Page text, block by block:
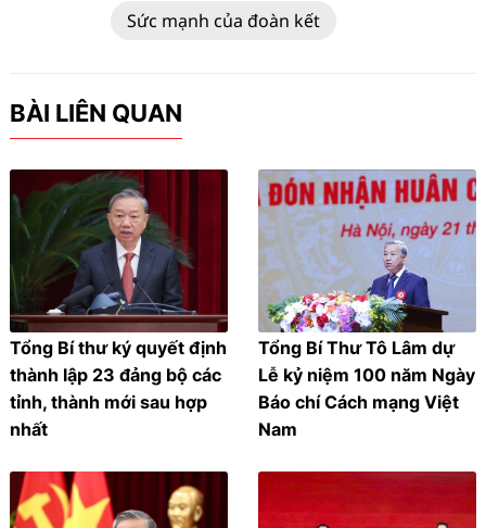
Sức mạnh của đoàn kết
BÀI LIÊN QUAN
Tổng Bí thư ký quyết định
thành lập 23 đảng bộ các
tỉnh, thành mới sau hợp
nhất
Tổng Bí Thư Tô Lâm dự
Lễ kỷ niệm 100 năm Ngày
Báo chí Cách mạng Việt
Nam